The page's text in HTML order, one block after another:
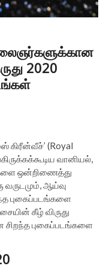
2020
கிரீன்வீச்’ (Royal
வானியல்,
ஒன்றிணைத்து
ஆய்வு
புகைப்படங்களை
கீழ் விருது
சிறந்த புகைப்படங்களை